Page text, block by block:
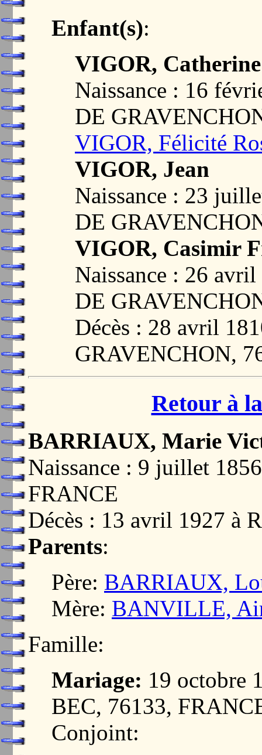
Enfant(s):
VIGOR,
Naissance : 16
DE
VIGOR, Félicité
VIGOR, Jean
Naissance : 23
DE
VIGOR, Casimir
Naissance : 26
DE
Décès : 28 avril
GRAVENCHON,
Retour à
BARRIAUX, Marie
Naissance : 9 juillet
FRANCE
Décès : 13 avril 1927 à
Parents:
Père: BARRIAUX,
Mère: BANVILLE,
Famille:
Mariage: 19 octobre
BEC, 76133,
Conjoint: